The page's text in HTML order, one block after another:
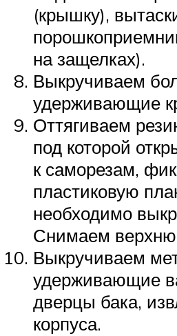
(крышку),
на защелках).
Выкручиваем
удерживающие
Оттягиваем
под которой
к саморезам,
пластиковую
необходимо
Снимаем
Выкручиваем
удерживающие
дверцы бака,
корпуса.